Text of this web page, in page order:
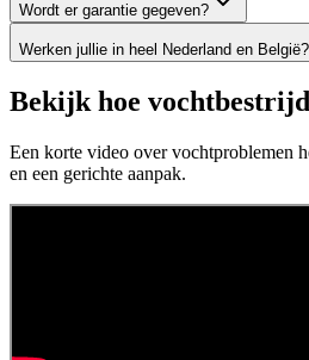
Wordt er garantie gegeven?
Werken jullie in heel Nederland en België?
Bekijk hoe
Een korte video over vochtproblemen
en een gerichte aanpak.